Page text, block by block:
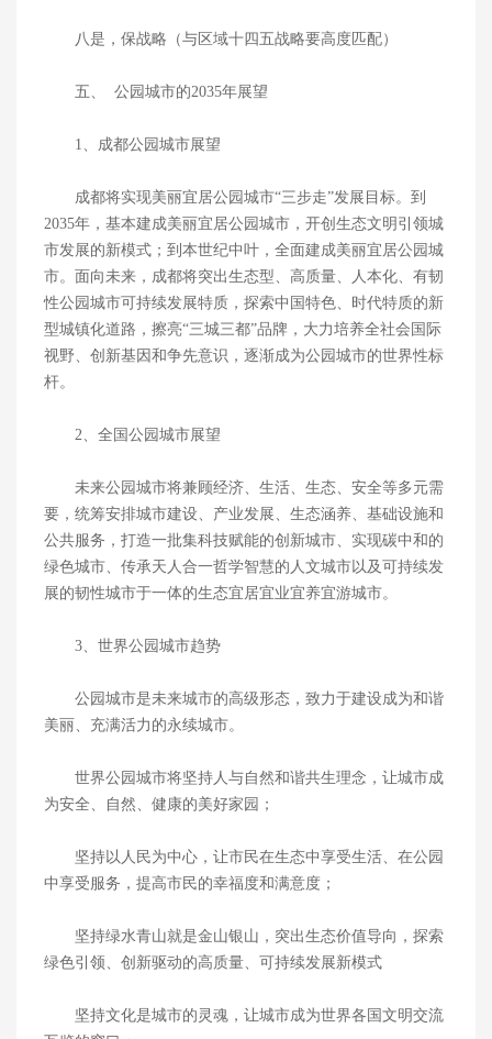
八是，保战略（与区域十四五战略要高度匹配）
五、 公园城市的2035年展望
1、成都公园城市展望
成都将实现美丽宜居公园城市“三步走”发展目标。到
2035年，基本建成美丽宜居公园城市，开创生态文明引领城
市发展的新模式；到本世纪中叶，全面建成美丽宜居公园城
市。面向未来，成都将突出生态型、高质量、人本化、有韧
性公园城市可持续发展特质，探索中国特色、时代特质的新
型城镇化道路，擦亮“三城三都”品牌，大力培养全社会国际
视野、创新基因和争先意识，逐渐成为公园城市的世界性标
杆。
2、全国公园城市展望
未来公园城市将兼顾经济、生活、生态、安全等多元需
要，统筹安排城市建设、产业发展、生态涵养、基础设施和
公共服务，打造一批集科技赋能的创新城市、实现碳中和的
绿色城市、传承天人合一哲学智慧的人文城市以及可持续发
展的韧性城市于一体的生态宜居宜业宜养宜游城市。
3、世界公园城市趋势
公园城市是未来城市的高级形态，致力于建设成为和谐
美丽、充满活力的永续城市。
世界公园城市将坚持人与自然和谐共生理念，让城市成
为安全、自然、健康的美好家园；
坚持以人民为中心，让市民在生态中享受生活、在公园
中享受服务，提高市民的幸福度和满意度；
坚持绿水青山就是金山银山，突出生态价值导向，探索
绿色引领、创新驱动的高质量、可持续发展新模式
坚持文化是城市的灵魂，让城市成为世界各国文明交流